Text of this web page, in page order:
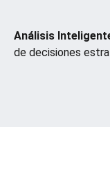
Análisis
de decisiones